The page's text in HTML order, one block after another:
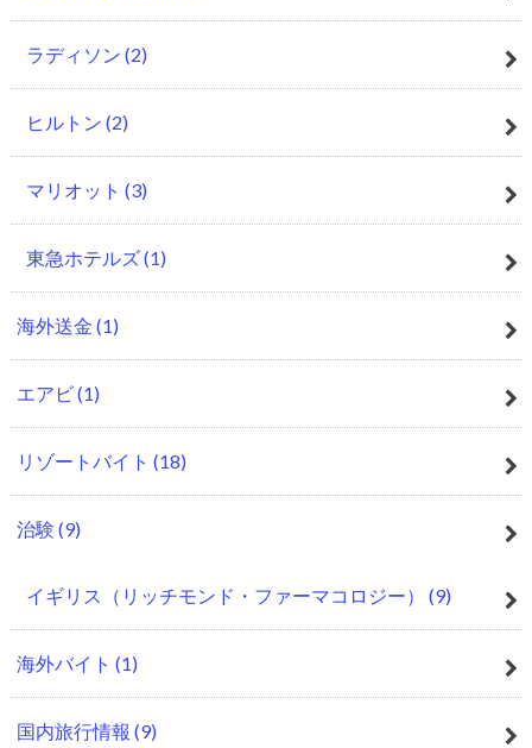
ラディソン (2)
ヒルトン (2)
マリオット (3)
東急ホテルズ(1)
海外送金 (1)
エアビ(1)
リゾートバイト (18)
治験 (9)
イギリス（リッチモンド・ファーマコロジー） (9)
海外バイト (1)
国内旅行情報 (9)